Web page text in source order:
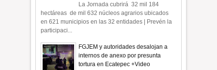
La Jornada cubrirá 32 mil 184
hectáreas de mil 632 núcleos agrarios ubicados
en 621 municipios en las 32 entidades | Prevén la
participaci...
FGJEM y autoridades desalojan a
internos de anexo por presunta
tortura en Ecatepec +Video